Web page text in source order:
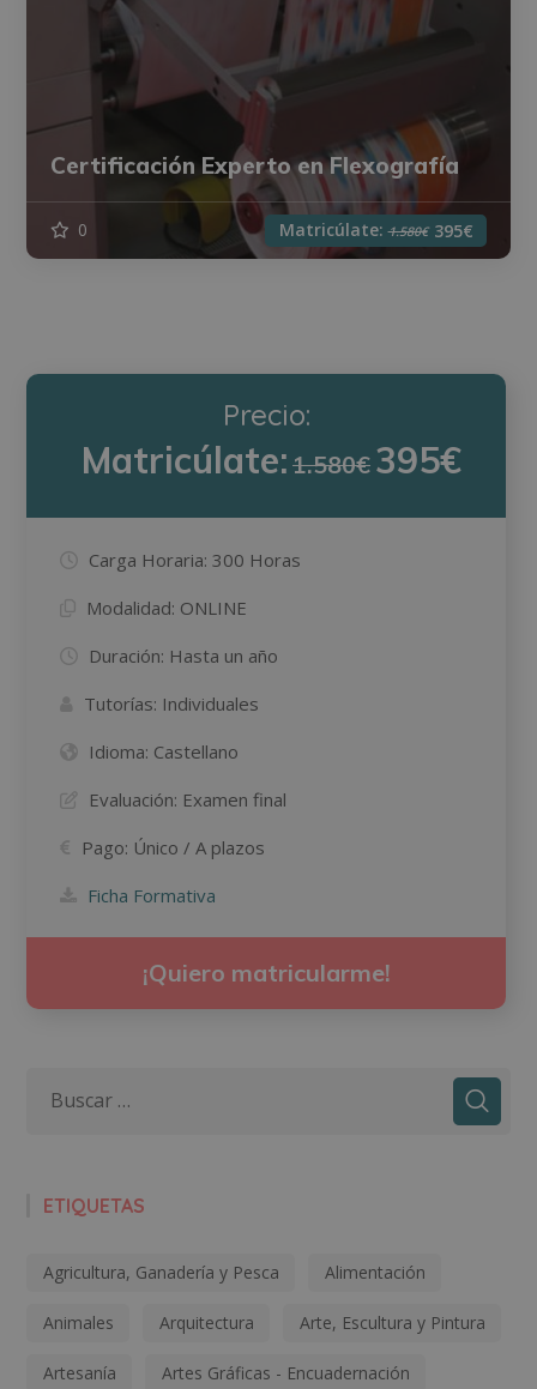
Certificación Experto en Flexografía
0 Matricúlate:1.580€ 395€
Precio:
Matricúlate:1.580€ 395€
Carga Horaria: 300 Horas
Modalidad: ONLINE
Duración: Hasta un año
Tutorías: Individuales
Idioma: Castellano
Evaluación: Examen final
Pago: Único / A plazos
Ficha Formativa
¡Quiero matricularme!
ETIQUETAS
Agricultura, Ganadería y Pesca Alimentación
Animales Arquitectura Arte, Escultura y Pintura
Artesanía Artes Gráficas - Encuadernación